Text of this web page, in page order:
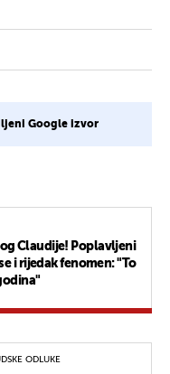
Google izvor
Claudije! Poplavljeni
i rijedak fenomen: "To
ODLUKE